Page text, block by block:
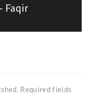
Faqir
Required fields